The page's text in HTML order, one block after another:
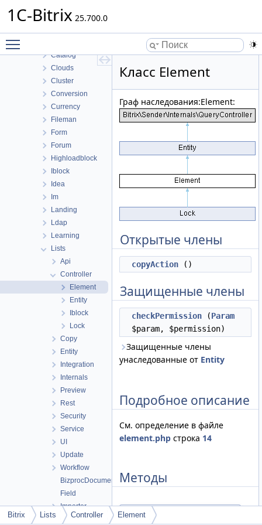
1C-Bitrix 25.700.0
BizprocDesigner
Catalog
Clouds
Cluster
Conversion
Currency
Fileman
Form
Forum
Highloadblock
Iblock
Idea
Im
Landing
Ldap
Learning
Lists
Api
Controller
Element
Entity
Iblock
Lock
Copy
Entity
Integration
Internals
Preview
Rest
Security
Service
UI
Update
Workflow
BizprocDocumentLists
Field
Importer
Location
Класс Element
Граф наследования:Element:
Открытые члены
copyAction ()
Защищенные члены
checkPermission (Param
$param, $permission)
Защищенные члены
унаследованные от Entity
Подробное описание
См. определение в файле
element.php строка 14
Методы
◆checkPermission()
Bitrix Lists Controller Element